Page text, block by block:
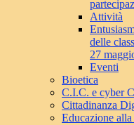
Attività
delle
27
Eventi
Bioetica
C.I.C. e cyber
Cittadinanza
Educazione alla